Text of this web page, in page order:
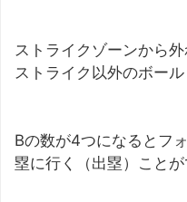
ストライクゾーンから
ストライク以外のボール
Bの数が4つになるとフ
塁に行く（出塁）ことが